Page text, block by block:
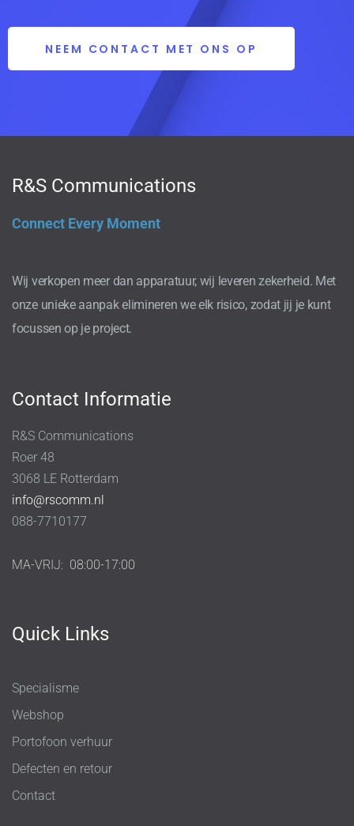
NEEM CONTACT MET ONS OP
R&S Communications
Connect Every Moment
Wij verkopen meer dan apparatuur, wij leveren zekerheid. Met
onze unieke aanpak elimineren we elk risico, zodat jij je kunt
focussen op je project.
Contact Informatie
R&S Communications
Roer 48
3068 LE Rotterdam
info@rscomm.nl
088-7710177
MA-VRIJ: 08:00-17:00
Quick Links
Specialisme
Webshop
Portofoon verhuur
Defecten en retour
Contact